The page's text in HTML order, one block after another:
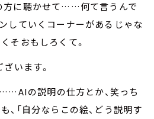
方に聴かせて……何て言うんで
していくコーナーがあるじゃな
そおもしろくて。
います。
の説明の仕方とか、笑っち
、「自分ならこの絵、どう説明す